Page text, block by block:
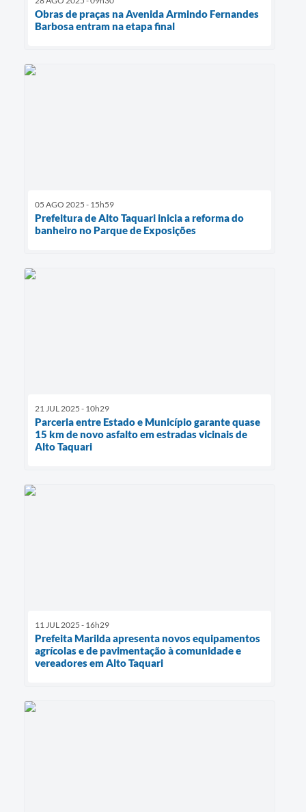
Obras de praças na Avenida Armindo Fernandes
Barbosa entram na etapa final
05 AGO 2025 - 15h59
Prefeitura de Alto Taquari inicia a reforma do
banheiro no Parque de Exposições
21 JUL 2025 - 10h29
Parceria entre Estado e Município garante quase
15 km de novo asfalto em estradas vicinais de
Alto Taquari
11 JUL 2025 - 16h29
Prefeita Marilda apresenta novos equipamentos
agrícolas e de pavimentação à comunidade e
vereadores em Alto Taquari